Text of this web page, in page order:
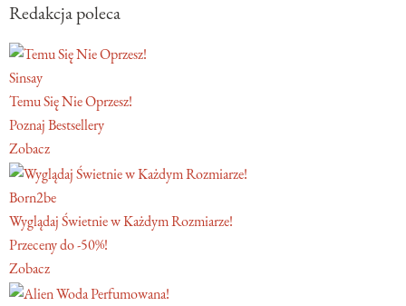
Redakcja poleca
Sinsay
Temu Się Nie Oprzesz!
Poznaj Bestsellery
Zobacz
Born2be
Wyglądaj Świetnie w Każdym Rozmiarze!
Przeceny do -50%!
Zobacz